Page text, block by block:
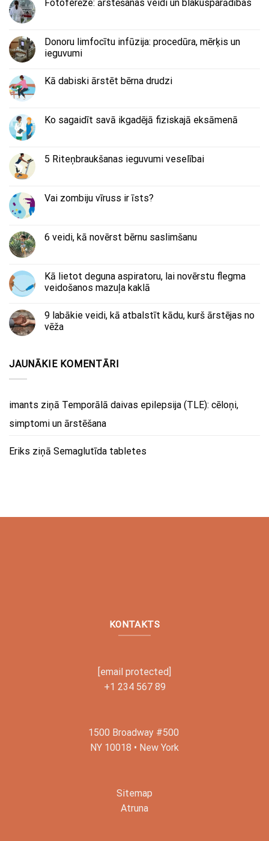
Fotoferēze: ārstēšanas veidi un blakusparādības
Donoru limfocītu infūzija: procedūra, mērķis un
ieguvumi
Kā dabiski ārstēt bērna drudzi
Ko sagaidīt savā ikgadējā fiziskajā eksāmenā
5 Riteņbraukšanas ieguvumi veselībai
Vai zombiju vīruss ir īsts?
6 veidi, kā novērst bērnu saslimšanu
Kā lietot deguna aspiratoru, lai novērstu flegma
veidošanos mazuļa kaklā
9 labākie veidi, kā atbalstīt kādu, kurš ārstējas no
vēža
JAUNĀKIE KOMENTĀRI
imants ziņā Temporālā daivas epilepsija (TLE): cēloņi,
simptomi un ārstēšana
Eriks ziņā Semaglutīda tabletes
KONTAKTS
[email protected]
+1 234 567 89
1500 Broadway #500
NY 10018 • New York
Sitemap
Atruna